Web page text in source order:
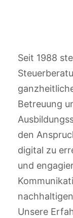
Seit 1988
Betreuung
den
digital zu
und
Unsere